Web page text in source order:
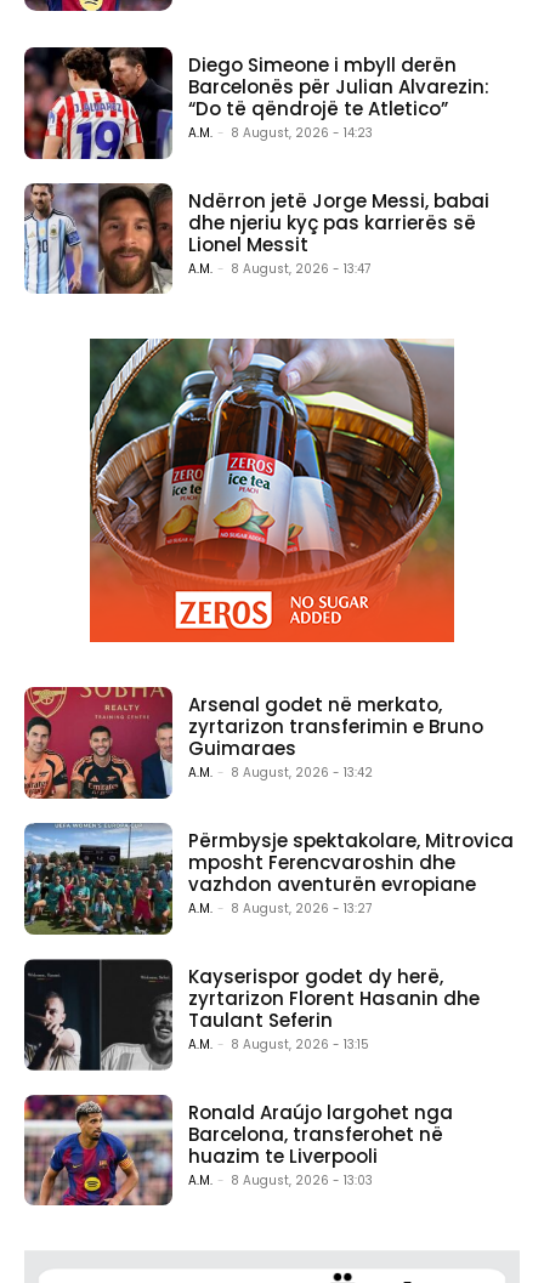
Diego Simeone i mbyll derën
Barcelonës për Julian Alvarezin:
“Do të qëndrojë te Atletico”
A.M. - 8 August, 2026 - 14:23
Ndërron jetë Jorge Messi, babai
dhe njeriu kyç pas karrierës së
Lionel Messit
A.M. - 8 August, 2026 - 13:47
Arsenal godet në merkato,
zyrtarizon transferimin e Bruno
Guimaraes
A.M. - 8 August, 2026 - 13:42
Përmbysje spektakolare, Mitrovica
mposht Ferencvaroshin dhe
vazhdon aventurën evropiane
A.M. - 8 August, 2026 - 13:27
Kayserispor godet dy herë,
zyrtarizon Florent Hasanin dhe
Taulant Seferin
A.M. - 8 August, 2026 - 13:15
Ronald Araújo largohet nga
Barcelona, transferohet në
huazim te Liverpooli
A.M. - 8 August, 2026 - 13:03